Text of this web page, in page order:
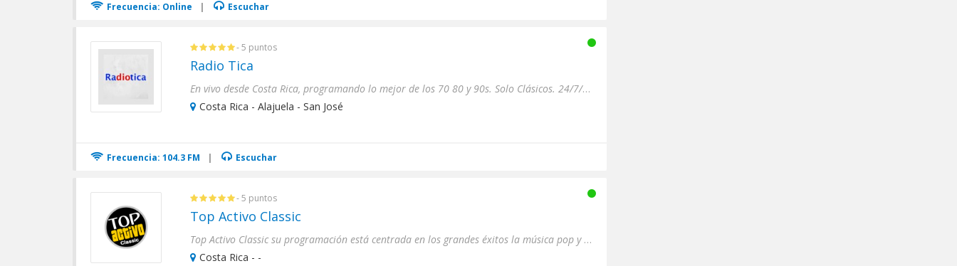
Frecuencia: Online | Escuchar
- 5 puntos
Radio Tica
En vivo desde Costa Rica, programando lo mejor de los 70 80 y 90s. Solo Clásicos. 24/7/365
Costa Rica - Alajuela - San José
Frecuencia: 104.3 FM | Escuchar
- 5 puntos
Top Activo Classic
Top Activo Classic su programación está centrada en los grandes éxitos la música pop y rock con enfoque en los a�...
Costa Rica - -